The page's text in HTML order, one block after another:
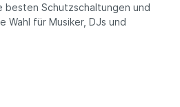
besten Schutzschaltungen und
für Musiker, DJs und